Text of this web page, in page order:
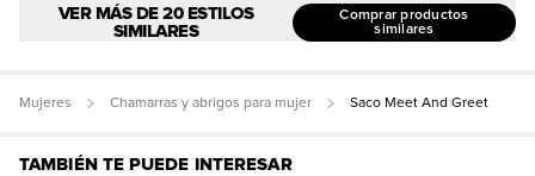
VER MÁS DE 20 ESTILOS
SIMILARES
Comprar productos
similares
Mujeres Chamarras y abrigos para mujer Saco Meet And Greet
TAMBIÉN TE PUEDE INTERESAR